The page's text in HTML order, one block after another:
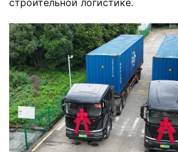
Д
о
м
о
й
И
н
ф
о